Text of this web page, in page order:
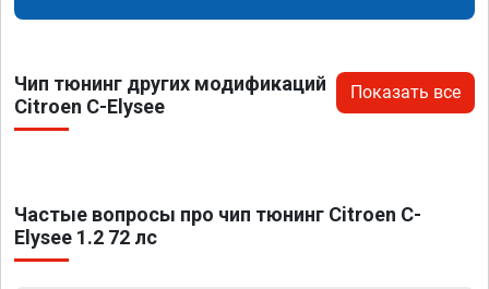
Чип тюнинг других модификаций
Citroen C-Elysee
Показать все
Частые вопросы про чип тюнинг Citroen C-
Elysee 1.2 72 лс